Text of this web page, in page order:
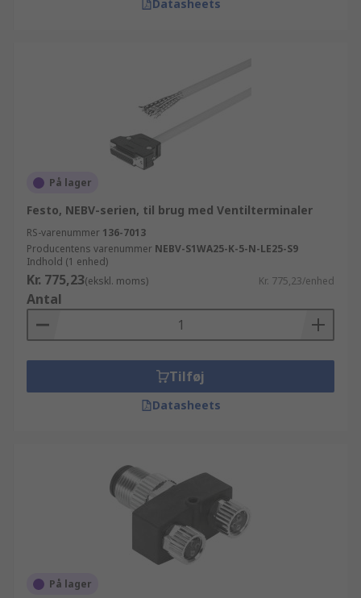
Datasheets
På lager
Festo, NEBV-serien, til brug med Ventilterminaler
RS-varenummer 136-7013
Producentens varenummer NEBV-S1WA25-K-5-N-LE25-S9
Indhold (1 enhed)
Kr. 775,23(ekskl. moms) Kr. 775,23/enhed
Antal
Tilføj
Datasheets
På lager